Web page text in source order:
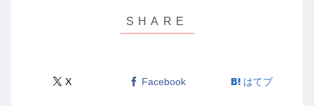
X Facebook はてブ